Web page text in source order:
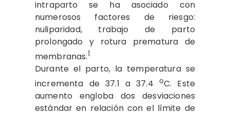
intraparto se ha asociado con
numerosos factores de riesgo:
nuliparidad, trabajo de parto
prolongado y rotura prematura de
membranas.1
Durante el parto, la temperatura se
incrementa de 37.1 a 37.4
oC. Este
aumento engloba dos desviaciones
estándar en relación con el límite de